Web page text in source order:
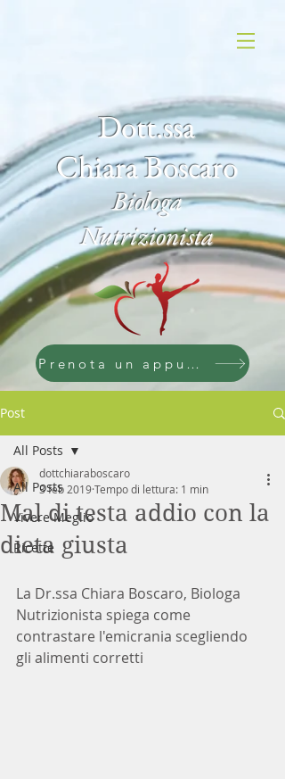
Dott.ssa
Chiara Boscaro
Biologa
Nutrizionista
Prenota un appuntamento
Post
All Posts
Vivere Meglio
Ricette
All Posts
Mal di testa addio con la
dieta giusta
dottchiaraboscaro
3 feb 2019Tempo di lettura: 1 min
La Dr.ssa Chiara Boscaro, Biologa
Nutrizionista spiega come
contrastare l'emicrania scegliendo
gli alimenti corretti